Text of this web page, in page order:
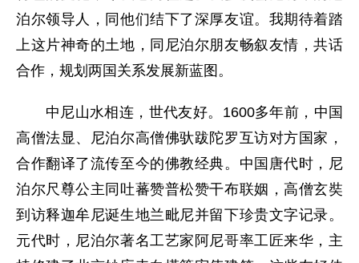
泊尔领导人，同他们结下了深厚友谊。我期待着踏
上这片神奇的土地，同尼泊尔朋友畅叙友情，共话
合作，规划两国关系发展新蓝图。
中尼山水相连，世代友好。1600多年前，中国
高僧法显、尼泊尔高僧佛驮跋陀罗互访对方国家，
合作翻译了流传至今的佛教经典。中国唐代时，尼
泊尔尺尊公主同吐蕃赞普松赞干布联姻，高僧玄奘
到访释迦牟尼诞生地兰毗尼并留下珍贵文字记录。
元代时，尼泊尔著名工艺家阿尼哥率工匠来华，主